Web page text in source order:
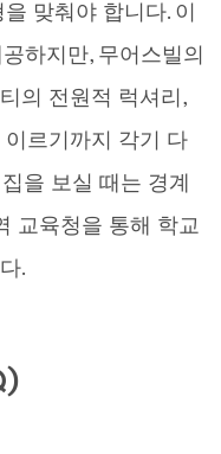
맞춰야 합니다. 이
하지만, 무어스빌의
의 전원적 럭셔리,
르기까지 각기 다
을 보실 때는 경계
교육청을 통해 학교
.